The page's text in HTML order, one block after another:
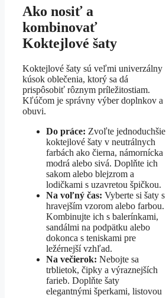
Ako nosiť a
kombinovať
Koktejlové šaty
Koktejlové šaty sú veľmi univerzálny
kúsok oblečenia, ktorý sa dá
prispôsobiť rôznym príležitostiam.
Kľúčom je správny výber doplnkov a
obuvi.
Do práce: Zvoľte jednoduchšie
koktejlové šaty v neutrálnych
farbách ako čierna, námornícka
modrá alebo sivá. Doplňte ich
sakom alebo blejzrom a
lodičkami s uzavretou špičkou.
Na voľný čas: Vyberte si šaty s
hravejším vzorom alebo farbou.
Kombinujte ich s balerínkami,
sandálmi na podpätku alebo
dokonca s teniskami pre
ležérnejší vzhľad.
Na večierok: Nebojte sa
trblietok, čipky a výraznejších
farieb. Doplňte šaty
elegantnými šperkami, listovou